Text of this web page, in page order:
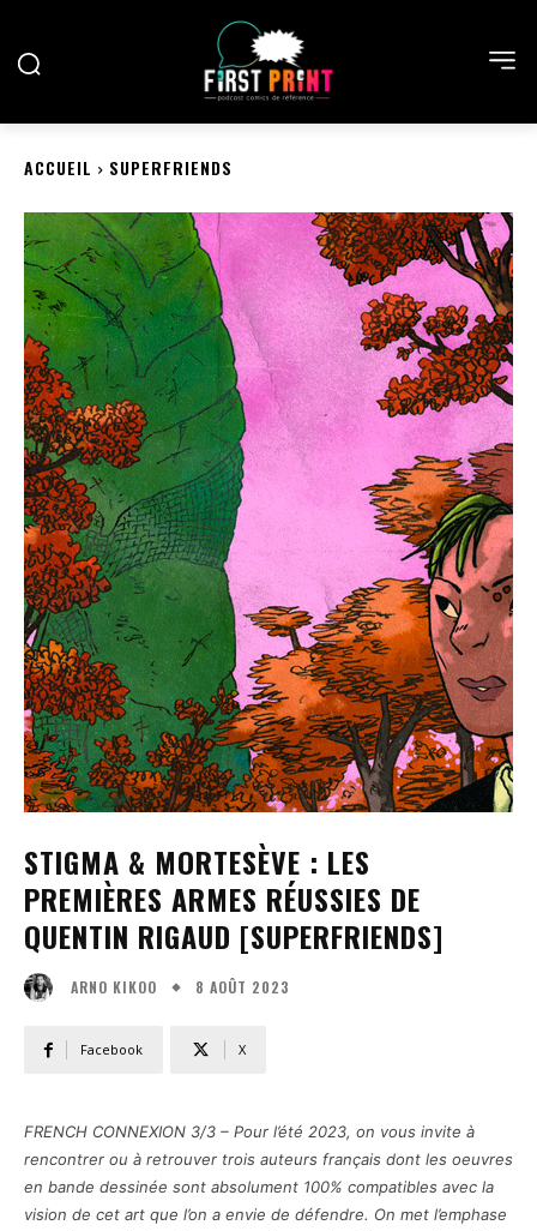
ACCUEIL SUPERFRIENDS
STIGMA & MORTESÈVE : LES
PREMIÈRES ARMES RÉUSSIES DE
QUENTIN RIGAUD [SUPERFRIENDS]
ARNO KIKOO 8 AOÛT 2023
Facebook X
FRENCH CONNEXION 3/3 – Pour l’été 2023, on vous invite à
rencontrer ou à retrouver trois auteurs français dont les oeuvres
en bande dessinée sont absolument 100% compatibles avec la
vision de cet art que l’on a envie de défendre. On met l’emphase